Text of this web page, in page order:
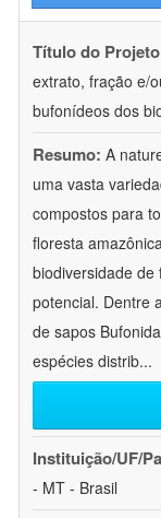
Título do
extrato, fração e/
bufonídeos dos
Resumo: A
uma vasta
compostos para
floresta
biodiversidade de
potencial. Dentre
de sapos
espécies distrib...
Instituição/UF/
- MT - Brasil